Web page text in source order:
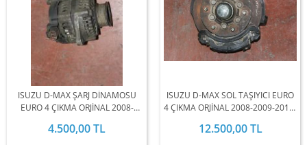
ISUZU D-MAX ŞARJ DİNAMOSU
EURO 4 ÇIKMA ORJİNAL 2008-
ARALIĞINDA STOKLARIMIZDA
4.500,00 TL
ISUZU D-MAX SOL TAŞIYICI EURO
4 ÇIKMA ORJİNAL 2008-2009-2010-
STOKLARIMIZDA MEVCUTTUR.
12.500,00 TL